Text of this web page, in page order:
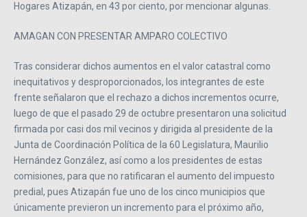
Hogares Atizapán, en 43 por ciento, por mencionar algunas.
AMAGAN CON PRESENTAR AMPARO COLECTIVO
Tras considerar dichos aumentos en el valor catastral como
inequitativos y desproporcionados, los integrantes de este
frente señalaron que el rechazo a dichos incrementos ocurre,
luego de que el pasado 29 de octubre presentaron una solicitud
firmada por casi dos mil vecinos y dirigida al presidente de la
Junta de Coordinación Política de la 60 Legislatura, Maurilio
Hernández González, así como a los presidentes de estas
comisiones, para que no ratificaran el aumento del impuesto
predial, pues Atizapán fue uno de los cinco municipios que
únicamente previeron un incremento para el próximo año,